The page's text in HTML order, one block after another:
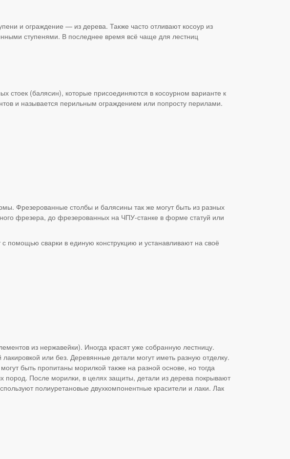
и ограждение — из дерева. Также часто отливают косоур из
ступенями. В последнее время всё чаще для лестниц
стоек (балясин), которые присоединяются в косоурном варианте к
и называется перильным ограждением или попросту перилами.
Фрезерованные столбы и балясины так же могут быть из разных
фрезера, до фрезерованных на ЧПУ-станке в форме статуй или
сварки в единую конструкцию и устанавливают на своё
из нержавейки). Иногда красят уже собранную лестницу.
или без. Деревянные детали могут иметь разную отделку.
быть пропитаны морилкой также на разной основе, но тогда
пород. После морилки, в целях защиты, детали из дерева покрывают
полиуретановые двухкомпонентные красители и лаки. Лак